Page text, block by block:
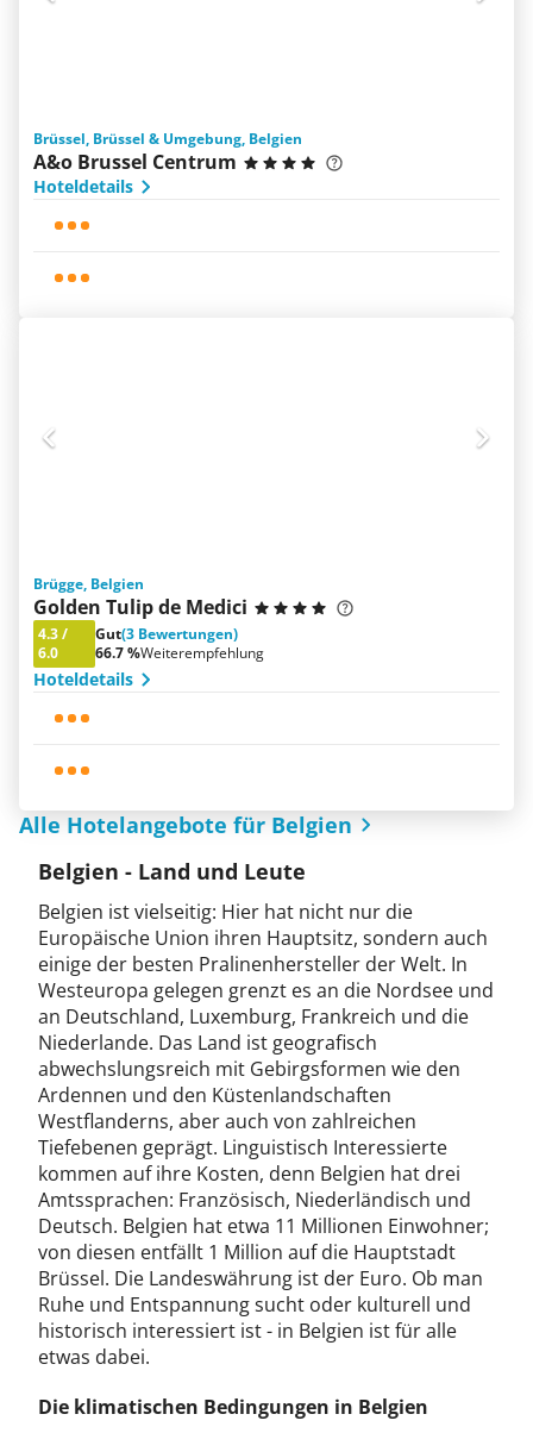
Brüssel, Brüssel & Umgebung, Belgien
A&o Brussel Centrum
Hoteldetails
Brügge, Belgien
Golden Tulip de Medici
4.3/
6.0
Gut(3 Bewertungen)
66.7 %Weiterempfehlung
Hoteldetails
Alle Hotelangebote für Belgien
Belgien - Land und Leute
Belgien ist vielseitig: Hier hat nicht nur die
Europäische Union ihren Hauptsitz, sondern auch
einige der besten Pralinenhersteller der Welt. In
Westeuropa gelegen grenzt es an die Nordsee und
an Deutschland, Luxemburg, Frankreich und die
Niederlande. Das Land ist geografisch
abwechslungsreich mit Gebirgsformen wie den
Ardennen und den Küstenlandschaften
Westflanderns, aber auch von zahlreichen
Tiefebenen geprägt. Linguistisch Interessierte
kommen auf ihre Kosten, denn Belgien hat drei
Amtssprachen: Französisch, Niederländisch und
Deutsch. Belgien hat etwa 11 Millionen Einwohner;
von diesen entfällt 1 Million auf die Hauptstadt
Brüssel. Die Landeswährung ist der Euro. Ob man
Ruhe und Entspannung sucht oder kulturell und
historisch interessiert ist - in Belgien ist für alle
etwas dabei.
Die klimatischen Bedingungen in Belgien